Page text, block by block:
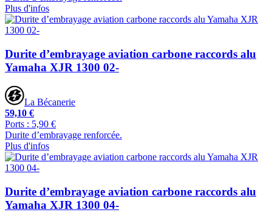
Plus d'infos
Durite d’embrayage aviation carbone raccords alu
Yamaha XJR 1300 02-
La Bécanerie
59,10 €
Ports : 5,90 €
Durite d’embrayage renforcée.
Plus d'infos
Durite d’embrayage aviation carbone raccords alu
Yamaha XJR 1300 04-